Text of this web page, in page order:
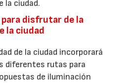
la ciudad.
disfrutar de la
la ciudad
de la ciudad incorporará
diferentes rutas para
de iluminación